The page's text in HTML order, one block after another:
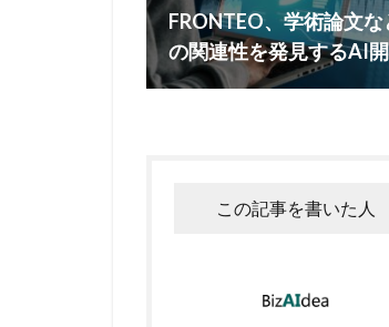
FRONTEO、学術論文
の関連性を発見するAI
この記事を書いた人